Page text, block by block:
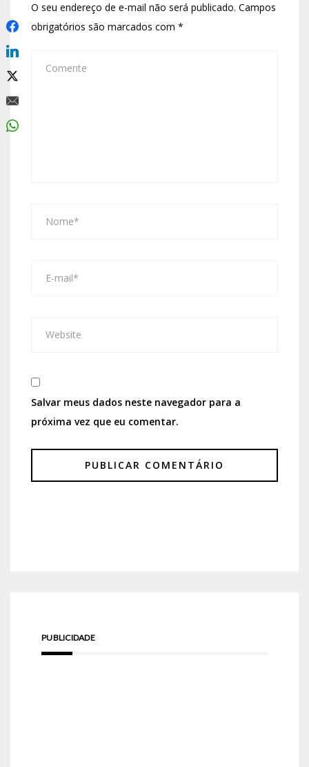
O seu endereço de e-mail não será publicado. Campos
obrigatórios são marcados com *
Salvar meus dados neste navegador para a
próxima vez que eu comentar.
PUBLICIDADE